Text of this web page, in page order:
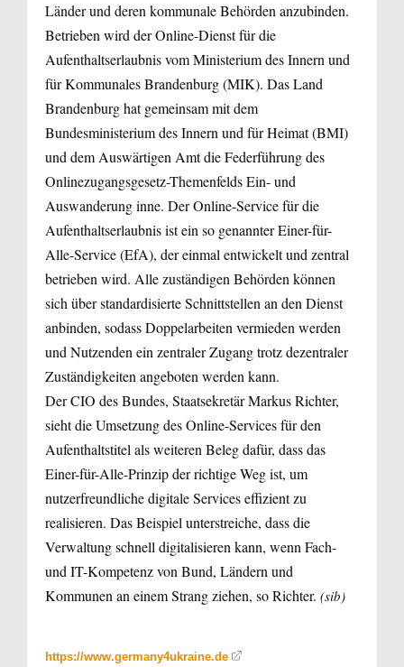
Länder und deren kommunale Behörden anzubinden.
Betrieben wird der Online-Dienst für die
Aufenthaltserlaubnis vom Ministerium des Innern und
für Kommunales Brandenburg (MIK). Das Land
Brandenburg hat gemeinsam mit dem
Bundesministerium des Innern und für Heimat (BMI)
und dem Auswärtigen Amt die Federführung des
Onlinezugangsgesetz-Themenfelds Ein- und
Auswanderung inne. Der Online-Service für die
Aufenthaltserlaubnis ist ein so genannter Einer-für-
Alle-Service (EfA), der einmal entwickelt und zentral
betrieben wird. Alle zuständigen Behörden können
sich über standardisierte Schnittstellen an den Dienst
anbinden, sodass Doppelarbeiten vermieden werden
und Nutzenden ein zentraler Zugang trotz dezentraler
Zuständigkeiten angeboten werden kann.
Der CIO des Bundes, Staatsekretär Markus Richter,
sieht die Umsetzung des Online-Services für den
Aufenthaltstitel als weiteren Beleg dafür, dass das
Einer-für-Alle-Prinzip der richtige Weg ist, um
nutzerfreundliche digitale Services effizient zu
realisieren. Das Beispiel unterstreiche, dass die
Verwaltung schnell digitalisieren kann, wenn Fach-
und IT-Kompetenz von Bund, Ländern und
Kommunen an einem Strang ziehen, so Richter. (sib)
https://www.germany4ukraine.de